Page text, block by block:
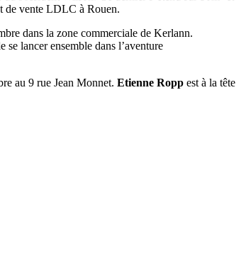
de vente LDLC à Rouen.
dans la zone commerciale de Kerlann.
se lancer ensemble dans l’aventure
au 9 rue Jean Monnet. Etienne Ropp est à la tête